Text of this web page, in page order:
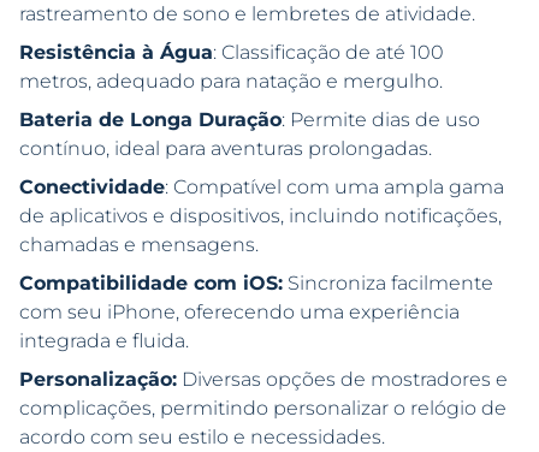
rastreamento de sono e lembretes de atividade.
Resistência à Água: Classificação de até 100
metros, adequado para natação e mergulho.
Bateria de Longa Duração: Permite dias de uso
contínuo, ideal para aventuras prolongadas.
Conectividade: Compatível com uma ampla gama
de aplicativos e dispositivos, incluindo notificações,
chamadas e mensagens.
Compatibilidade com iOS: Sincroniza facilmente
com seu iPhone, oferecendo uma experiência
integrada e fluida.
Personalização: Diversas opções de mostradores e
complicações, permitindo personalizar o relógio de
acordo com seu estilo e necessidades.